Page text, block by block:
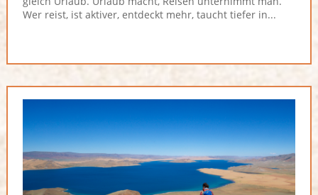
Wer reist, ist aktiver, entdeckt mehr, taucht tiefer in...